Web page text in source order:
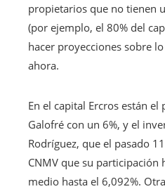
propietarios que no tienen
(por ejemplo, el 80% del
hacer proyecciones sobre
ahora.
En el capital Ercros están el
Galofré con un 6%, y el
Rodríguez, que el pasado
CNMV que su participación
medio hasta el 6,092%.